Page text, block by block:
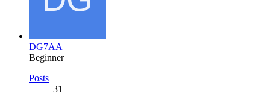
DG7AA
Beginner
Posts
31